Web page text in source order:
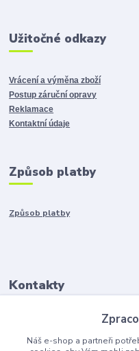
Užitočné odkazy
Vrácení a výměna zboží
Postup záruční opravy
Reklamace
Kontaktní údaje
Způsob platby
Způsob platby
Kontakty
Po-Pia 8:00-15:00
Náš e-shop a partneři